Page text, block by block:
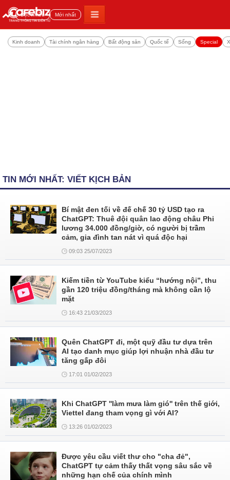
Đọc nhiều Mới nhất
Kinh doanh Tài chính ngân hàng Bất động sản Quốc tế Sống Special
TIN MỚI NHẤT: VIẾT KỊCH BẢN
Bí mật đen tối về đế chế 30 tỷ USD tạo ra
ChatGPT: Thuê đội quân lao động châu Phi
lương 34.000 đồng/giờ, có người bị trầm
cảm, gia đình tan nát vì quá độc hại
09:03 25/07/2023
Kiếm tiền từ YouTube kiểu “hướng nội”, thu
gần 120 triệu đồng/tháng mà không cần lộ
mặt
16:43 21/03/2023
Quên ChatGPT đi, một quỹ đầu tư dựa trên
AI tạo danh mục giúp lợi nhuận nhà đầu tư
tăng gấp đôi
17:01 01/02/2023
Khi ChatGPT ''làm mưa làm gió'' trên thế giới,
Viettel đang tham vọng gì với AI?
13:26 01/02/2023
Được yêu cầu viết thư cho "cha đẻ",
ChatGPT tự cảm thấy thất vọng sâu sắc về
những hạn chế của chính mình